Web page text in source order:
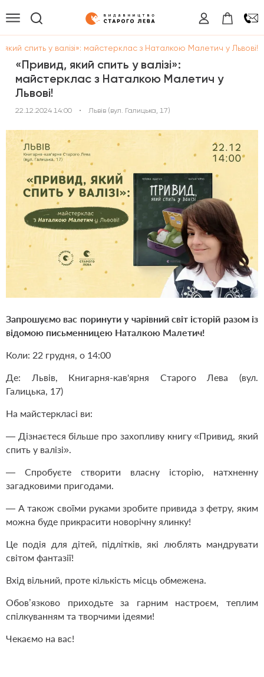
який спить у валізі»: майстерклас з Наталкою Малетич у Львові!
«Привид, який спить у валізі»:
майстерклас з Наталкою Малетич у
Львові!
22.12.2024 14:00 • Львів (вул. Галицька, 17)
Запрошуємо вас поринути у чарівний світ історій разом із
відомою письменницею Наталкою Малетич!
Коли: 22 грудня, о 14:00
Де: Львів, Книгарня-кав'ярня Старого Лева (вул.
Галицька, 17)
На майстеркласі ви:
— Дізнаєтеся більше про захопливу книгу«Привид, який
спить у валізі».
— Спробуєте створити власну історію, натхненну
загадковими пригодами.
— А також своїми руками зробите привида з фетру, яким
можна буде прикрасити новорічну ялинку!
Це подія для дітей, підлітків, які люблять мандрувати
світом фантазії!
Вхід вільний, проте кількість місць обмежена.
Обов’язково приходьте за гарним настроєм, теплим
спілкуванням та творчими ідеями!
Чекаємо на вас!